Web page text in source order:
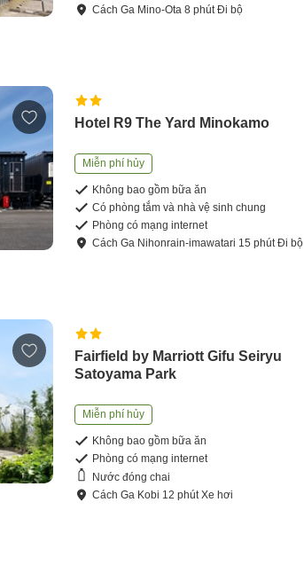
CáchGa Mino-Ota8 phútĐi bộ
Hotel R9 The Yard Minokamo
Miễn phí hủy
Không bao gồm bữa ăn
Có phòng tắm và nhà vệ sinh chung
Phòng có mạng internet
CáchGa Nihonrain-imawatari 15 phútĐi bộ
Fairfield by Marriott Gifu Seiryu
Satoyama Park
Miễn phí hủy
Không bao gồm bữa ăn
Phòng có mạng internet
Nước đóng chai
CáchGa Kobi 12 phútXe hơi